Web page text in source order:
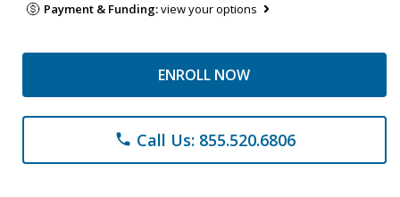
Payment & Funding:view your options
ENROLL NOW
phone Call Us: 855.520.6806